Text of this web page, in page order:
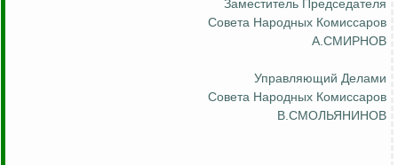
Заместитель Председателя
Совета Народных Комиссаров
А.СМИРНОВ
Управляющий Делами
Совета Народных Комиссаров
В.СМОЛЬЯНИНОВ